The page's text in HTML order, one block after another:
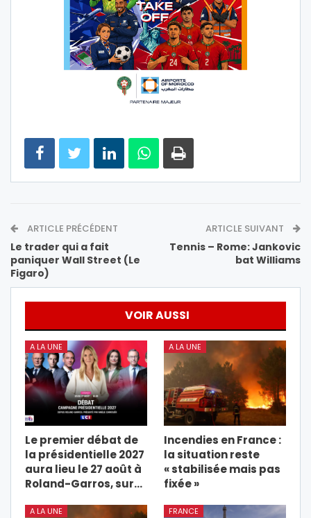
ARTICLE PRÉCÉDENT
Le trader qui a fait
paniquer Wall Street (Le
Figaro)
ARTICLE SUIVANT
Tennis – Rome: Jankovic
bat Williams
VOIR AUSSI
A LA UNE
Le premier débat de
la présidentielle 2027
aura lieu le 27 août à
Roland-Garros, sur…
A LA UNE
Incendies en France :
la situation reste
« stabilisée mais pas
fixée »
A LA UNE FRANCE